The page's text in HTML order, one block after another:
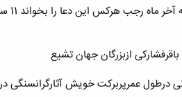
رجب هرکس این دعا را بخواند 11 سال بر عمر او اضافه می شود.
ازبزرگان جهان تشیع
درطول عمرپربرکت خویش آثارگرانسنگی